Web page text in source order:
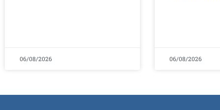
06/08/2026 06/08/2026